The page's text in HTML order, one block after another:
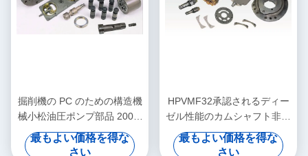
掘削機の PC のための構造機
械小松油圧ポンプ部品 2000-
8 HPV375
最もよい価格を得な
さい
HPVMF32承認されるディー
ゼル性能のカムシャフト非常
に交換可能なISO9001
最もよい価格を得な
さい